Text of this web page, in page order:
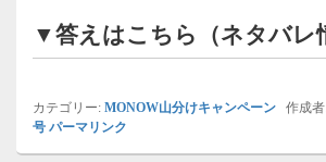
▼答えはこちら（ネタバレ
カテゴリー: MONOW山分けキャンペーン 作成
号 パーマリンク